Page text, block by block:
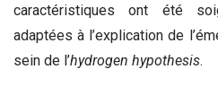
caractéristiques ont été
adaptées à l’explication de
sein de l’hydrogen hypothesis.